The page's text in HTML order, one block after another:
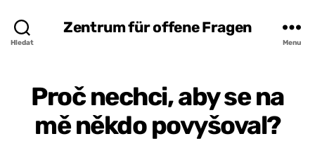
Hledat
Zentrum für offene Fragen
Menu
Proč nechci, aby se na
mě někdo povyšoval?